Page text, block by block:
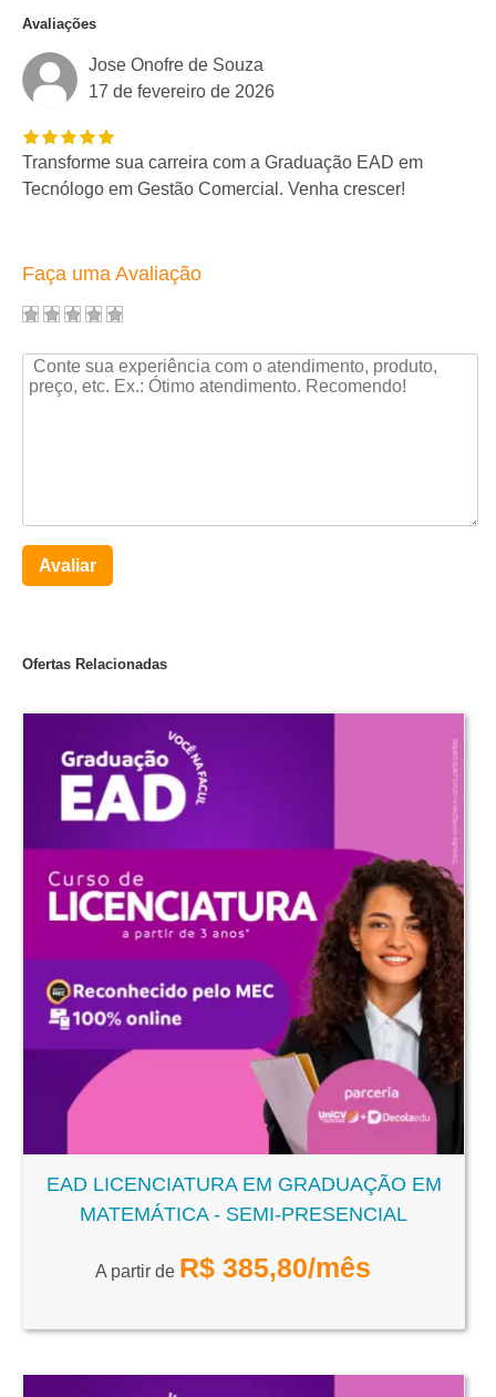
Avaliações
Jose Onofre de Souza
17 de fevereiro de 2026
Transforme sua carreira com a Graduação EAD em
Tecnólogo em Gestão Comercial. Venha crescer!
Faça uma Avaliação
Avaliar
Ofertas Relacionadas
EAD LICENCIATURA EM GRADUAÇÃO EM
MATEMÁTICA - SEMI-PRESENCIAL
A partir de R$ 385,80/mês